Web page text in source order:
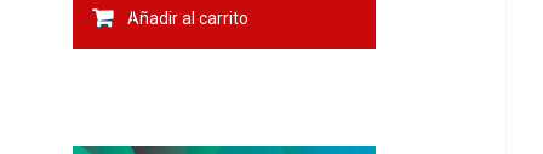
Añadir al carrito